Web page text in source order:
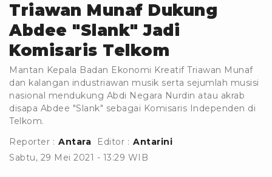
Triawan Munaf Dukung
Abdee "Slank" Jadi
Komisaris Telkom
Mantan Kepala Badan Ekonomi Kreatif Triawan Munaf
dan kalangan industriawan musik serta sejumlah musisi
nasional mendukung Abdi Negara Nurdin atau akrab
disapa Abdee "Slank" sebagai Komisaris Independen di
Telkom.
Reporter : Antara Editor : Antarini
Sabtu, 29 Mei 2021 - 13:29 WIB